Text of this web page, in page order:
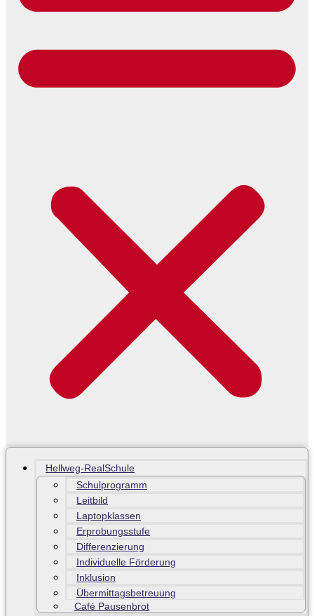
Hellweg-RealSchule
Schulprogramm
Leitbild
Laptopklassen
Erprobungsstufe
Differenzierung
Individuelle Förderung
Inklusion
Übermittagsbetreuung
Café Pausenbrot